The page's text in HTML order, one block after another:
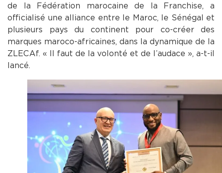
de la Fédération marocaine de la Franchise, a
officialisé une alliance entre le Maroc, le Sénégal et
plusieurs pays du continent pour co-créer des
marques maroco-africaines, dans la dynamique de la
ZLECAf. « Il faut de la volonté et de l’audace », a-t-il
lancé.